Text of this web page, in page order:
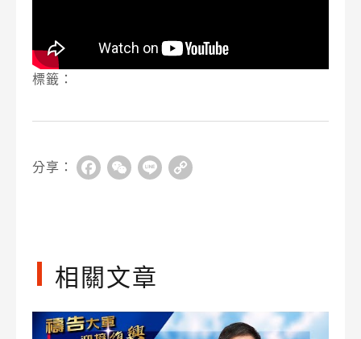
標籤：
分享： FacebookWeChat
Line
相關文章